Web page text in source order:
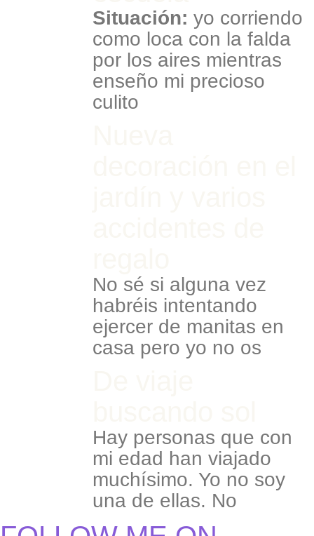
Situación: yo corriendo
como loca con la falda
por los aires mientras
enseño mi precioso
culito
No sé si alguna vez
habréis intentando
ejercer de manitas en
casa pero yo no os
Hay personas que con
mi edad han viajado
muchísimo. Yo no soy
una de ellas. No